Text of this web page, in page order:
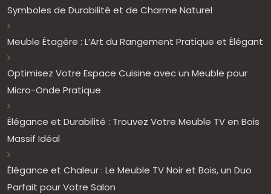
Symboles de Durabilité et de Charme Naturel
Meuble Étagère : L’Art du Rangement Pratique et Élégant
Optimisez Votre Espace Cuisine avec un Meuble pour
Micro-Onde Pratique
Élégance et Durabilité : Trouvez Votre Meuble TV en Bois
Massif Idéal
Élégance et Chaleur : Le Meuble TV Noir et Bois, un Duo
Parfait pour Votre Salon